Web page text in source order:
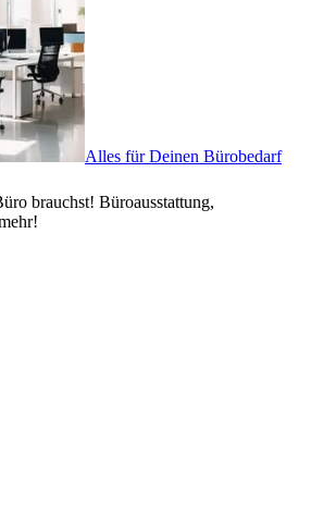
Alles für Deinen Bürobedarf
brauchst! Büroausstattung,